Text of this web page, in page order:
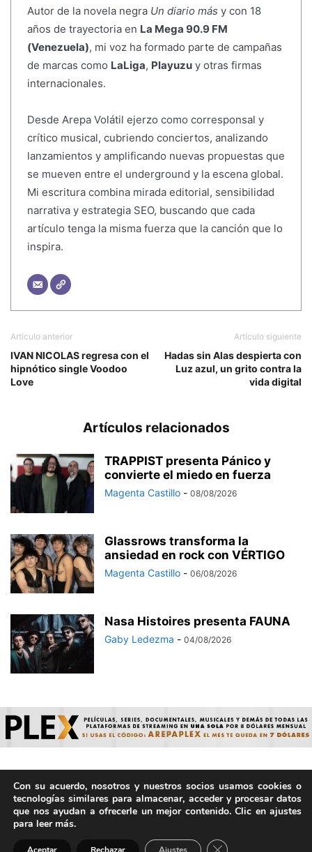
Autor de la novela negra Un diario más y con 18
años de trayectoria en La Mega 90.9 FM
(Venezuela), mi voz ha formado parte de campañas
de marcas como LaLiga, Playuzuy otras firmas
internacionales.
Desde Arepa Volátil ejerzo como corresponsal y
crítico musical, cubriendo conciertos, analizando
lanzamientos y amplificando nuevas propuestas que
se mueven entre el underground y la escena global.
Mi escritura combina mirada editorial, sensibilidad
narrativa y estrategia SEO, buscando que cada
artículo tenga la misma fuerza que la canción que lo
inspira.
Artículo anterior
IVAN NICOLAS regresa con el
hipnótico single Voodoo
Love
Artículo siguiente
Hadas sin Alas despierta con
Luz azul, un grito contra la
vida digital
Artículos relacionados
TRAPPIST presenta Pánico y
convierte el miedo en fuerza
Magenta Castillo - 08/08/2026
Glassrows transforma la
ansiedad en rock con VÉRTIGO
Magenta Castillo - 06/08/2026
Nasa Histoires presenta FAUNA
Gaby Ledezma - 04/08/2026
© ArepaVolatil.Com 2021-2025 - Hecho por humanos, no por
IA. | Todos los derechos reservados.
Con su acuerdo, nosotros y nuestros socios usamos cookies o
tecnologías similares para almacenar, acceder y procesar datos
que nos ayudan a ofrecerle un mejor contenido. Clic en ajustes
para leer más.
Cerrar el banner de